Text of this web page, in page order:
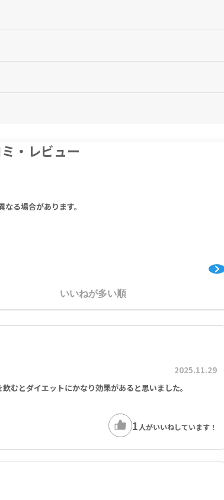
だけます。
1日の摂取目安量を必ず守り、過剰な摂取はお控えください。
料、香料、香料は含まれていません。
の診察をお受けください。
・レビュー
る場合があります。
いいねが多い順
2025.11.29
むとダイエットにかなり効果があると思いました。
1 人がいいねしています！